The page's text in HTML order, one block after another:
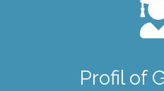
Profil of